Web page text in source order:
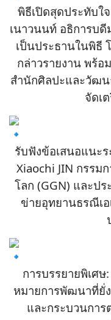
พิธีเปิดสุดประทับใ
เนาวนนท์ อธิการบ
เป็นประธานในพิธี
กล่าวรายงาน พร้อ
สำนักศิลปะและวัฒ
จัดเ
รับฟังข้อเสนอแนะ
Xiaochi JIN กรรม
โลก (GGN) และป
ข่ายอุทยานธรณีเ
การบรรยายพิเศ
หมายการพัฒนาที่ยั่
และกระบวนการ